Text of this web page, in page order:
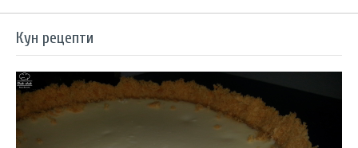
Кун рецепти